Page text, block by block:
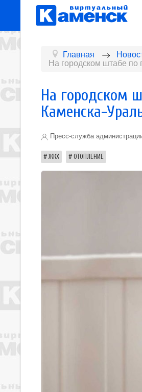
Главная
На городском штабе по
На городском
Каменска-
Пресс-служба
ЖКХ ОТОПЛЕНИЕ